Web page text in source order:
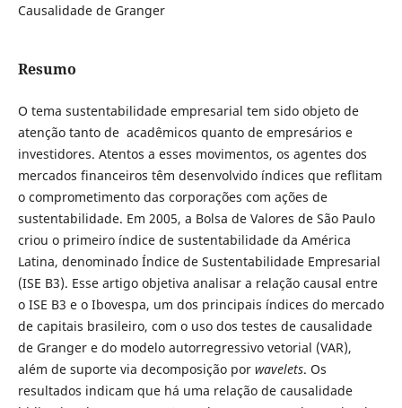
Causalidade de Granger
Resumo
O tema sustentabilidade empresarial tem sido objeto de
atenção tanto de acadêmicos quanto de empresários e
investidores. Atentos a esses movimentos, os agentes dos
mercados financeiros têm desenvolvido índices que reflitam
o comprometimento das corporações com ações de
sustentabilidade. Em 2005, a Bolsa de Valores de São Paulo
criou o primeiro índice de sustentabilidade da América
Latina, denominado Índice de Sustentabilidade Empresarial
(ISE B3). Esse artigo objetiva analisar a relação causal entre
o ISE B3 e o Ibovespa, um dos principais índices do mercado
de capitais brasileiro, com o uso dos testes de causalidade
de Granger e do modelo autorregressivo vetorial (VAR),
além de suporte via decomposição por wavelets. Os
resultados indicam que há uma relação de causalidade